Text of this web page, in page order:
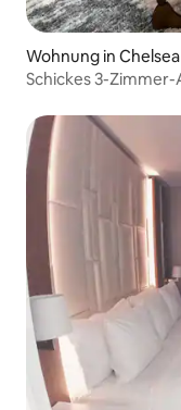
Wohnung in Chelsea
Schickes 3-